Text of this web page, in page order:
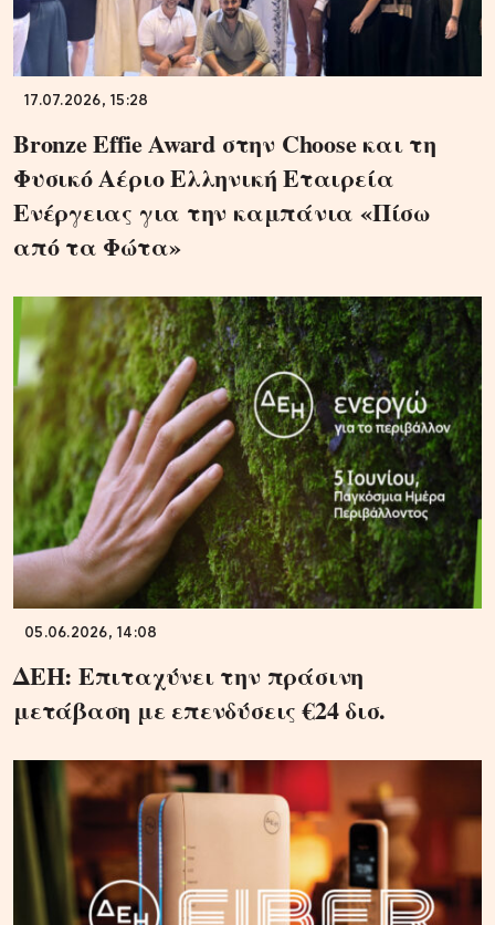
17.07.2026, 15:28
Bronze Effie Award στην Choose και τη
Φυσικό Αέριο Ελληνική Εταιρεία
Ενέργειας για την καμπάνια «Πίσω
από τα Φώτα»
05.06.2026, 14:08
ΔΕΗ: Επιταχύνει την πράσινη
μετάβαση με επενδύσεις €24 δισ.